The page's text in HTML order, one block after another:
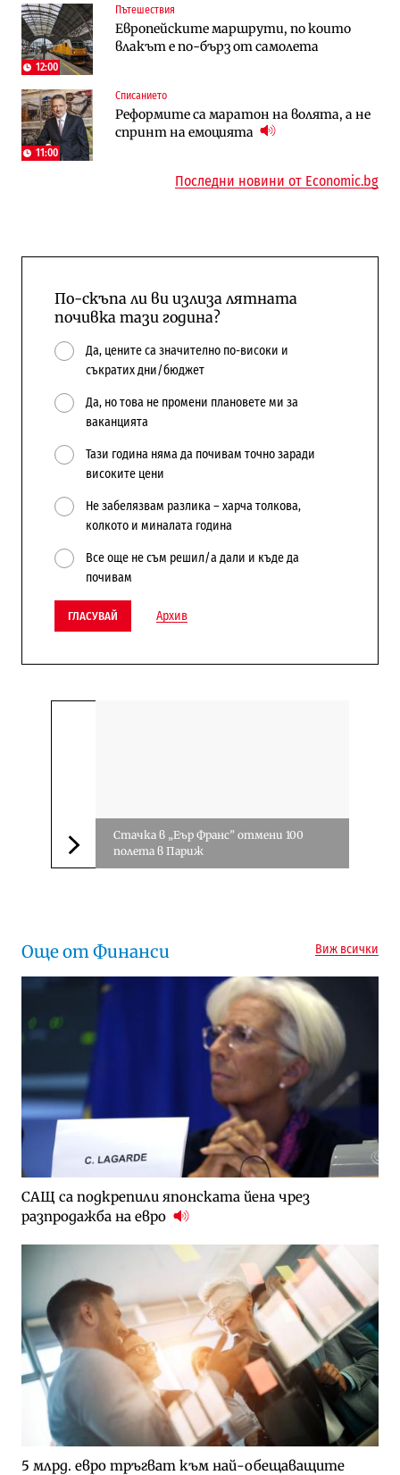
12:00
Пътешествия
Европейските маршрути, по които
влакът е по-бърз от самолета
11:00
Списанието
Реформите са маратон на волята, а не
спринт на емоцията
Енергетика
Държавният ТЕЦ „Марица изток 2“
работи с 5 блока
Енергетика
АЕЦ „Козлодуй“ ще работи само още
няколко седмици, ако сушата продължи
To:know
Последни дни с обозначаване на цените
в лева: Какво предстои?
Компании
„Ендуросат“ ще строи огромен
космически и отбранителен център в
Последни новини от Economic.bg
По-скъпа ли ви излиза лятната
почивка тази година?
Да, цените са значително по-високи и
съкратих дни/бюджет
Да, но това не промени плановете ми за
ваканцията
Тази година няма да почивам точно заради
високите цени
Не забелязвам разлика – харча толкова,
колкото и миналата година
Все още не съм решил/а дали и къде да
почивам
ГЛАСУВАЙ Архив
Следваща новина
Стачка в „Еър Франс” отмени 100
полета в Париж
Още от Финанси Виж всички
САЩ са подкрепили японската йена чрез
разпродажба на евро
5 млрд. евро тръгват към най-обещаващите